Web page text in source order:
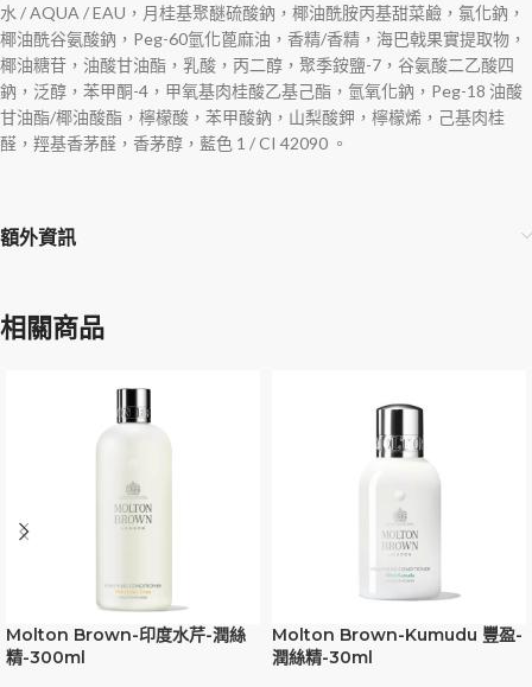
水 / AQUA / EAU，月桂基聚醚硫酸鈉，椰油酰胺丙基甜菜鹼，氯化鈉，
椰油酰谷氨酸鈉，Peg-60氫化蓖麻油，香精/香精，海巴戟果實提取物，
椰油糖苷，油酸甘油酯，乳酸，丙二醇，聚季銨鹽-7，谷氨酸二乙酸四
鈉，泛醇，苯甲酮-4，甲氧基肉桂酸乙基己酯，氫氧化鈉，Peg-18 油酸
甘油酯/椰油酸酯，檸檬酸，苯甲酸鈉，山梨酸鉀，檸檬烯，己基肉桂
醛，羥基香茅醛，香茅醇，藍色 1 / CI 42090 。
額外資訊
相關商品
Molton Brown-印度水芹-潤絲
精-300ml
Molton Brown-Kumudu 豐盈-
潤絲精-30ml